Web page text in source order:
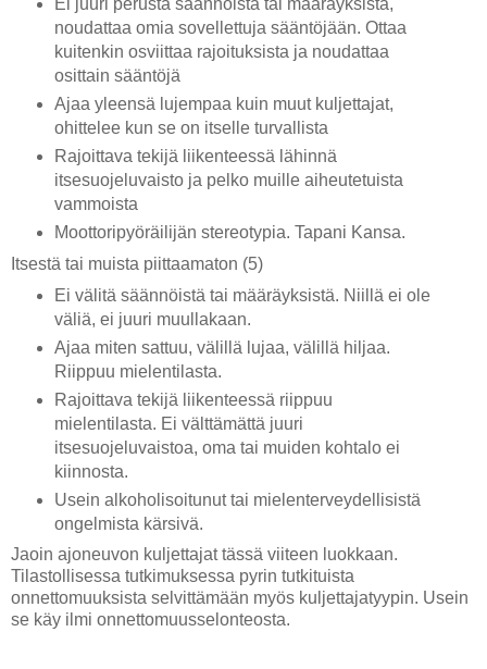
Ei juuri perusta säännöistä tai määräyksistä,
noudattaa omia sovellettuja sääntöjään. Ottaa
kuitenkin osviittaa rajoituksista ja noudattaa
osittain sääntöjä
Ajaa yleensä lujempaa kuin muut kuljettajat,
ohittelee kun se on itselle turvallista
Rajoittava tekijä liikenteessä lähinnä
itsesuojeluvaisto ja pelko muille aiheutetuista
vammoista
Moottoripyöräilijän stereotypia. Tapani Kansa.
Itsestä tai muista piittaamaton (5)
Ei välitä säännöistä tai määräyksistä. Niillä ei ole
väliä, ei juuri muullakaan.
Ajaa miten sattuu, välillä lujaa, välillä hiljaa.
Riippuu mielentilasta.
Rajoittava tekijä liikenteessä riippuu
mielentilasta. Ei välttämättä juuri
itsesuojeluvaistoa, oma tai muiden kohtalo ei
kiinnosta.
Usein alkoholisoitunut tai mielenterveydellisistä
ongelmista kärsivä.
Jaoin ajoneuvon kuljettajat tässä viiteen luokkaan.
Tilastollisessa tutkimuksessa pyrin tutkituista
onnettomuuksista selvittämään myös kuljettajatyypin. Usein
se käy ilmi onnettomuusselonteosta.